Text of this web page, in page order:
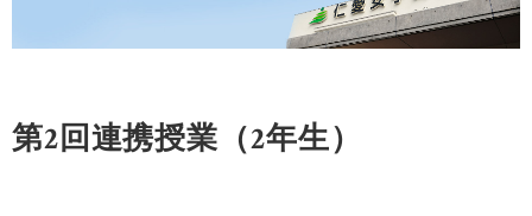
第2回連携授業（2年生）